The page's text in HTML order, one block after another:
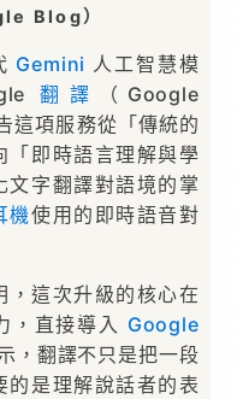
Blog）
Gemini 人工智慧模
翻譯
（Google
這項服務從「傳統的
「即時語言理解與學
文字翻譯對語境的掌
機使用的即時語音對
，這次升級的核心在
，直接導入 Google
，翻譯不只是把一段
的是理解說話者的表